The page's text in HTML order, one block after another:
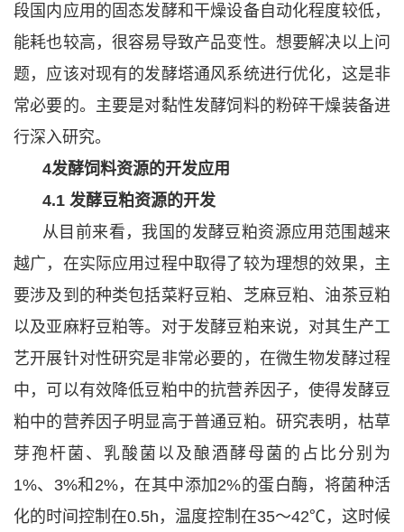
段国内应用的固态发酵和干燥设备自动化程度较低，
能耗也较高，很容易导致产品变性。想要解决以上问
题，应该对现有的发酵塔通风系统进行优化，这是非
常必要的。主要是对黏性发酵饲料的粉碎干燥装备进
行深入研究。
4发酵饲料资源的开发应用
4.1 发酵豆粕资源的开发
从目前来看，我国的发酵豆粕资源应用范围越来
越广，在实际应用过程中取得了较为理想的效果，主
要涉及到的种类包括菜籽豆粕、芝麻豆粕、油茶豆粕
以及亚麻籽豆粕等。对于发酵豆粕来说，对其生产工
艺开展针对性研究是非常必要的，在微生物发酵过程
中，可以有效降低豆粕中的抗营养因子，使得发酵豆
粕中的营养因子明显高于普通豆粕。研究表明，枯草
芽孢杆菌、乳酸菌以及酿酒酵母菌的占比分别为
1%、3%和2%，在其中添加2%的蛋白酶，将菌种活
化的时间控制在0.5h，温度控制在35～42℃，这时候